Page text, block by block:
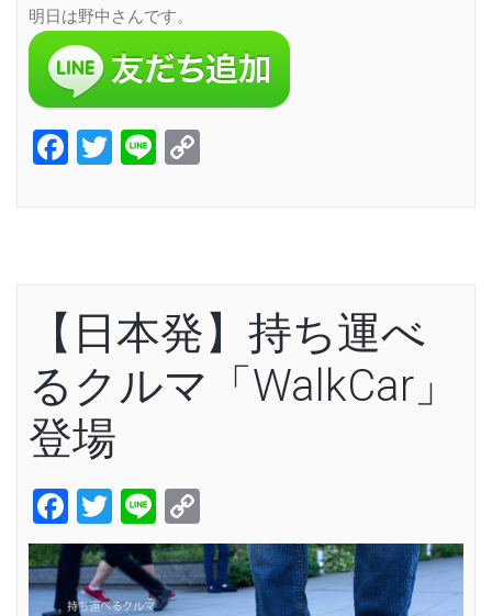
明日は野中さんです。
Facebook
Twitter
Line
【日本発】持ち運べ
るクルマ「WalkCar」
登場
Facebook
Twitter
Line
Link